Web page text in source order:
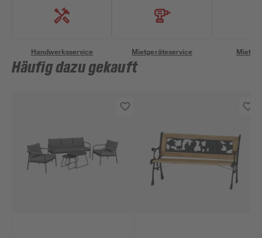
Handwerksservice Mietgeräteservice
Häufig dazu gekauft